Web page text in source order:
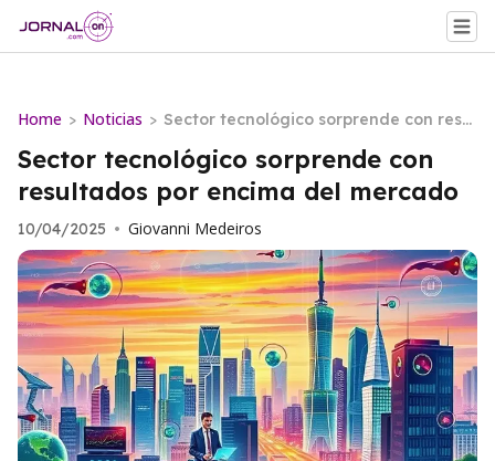
Home > Noticias > Sector tecnológico sorprende con resul
tados por encima del mercado
Sector tecnológico sorprende con
resultados por encima del mercado
10/04/2025 • Giovanni Medeiros